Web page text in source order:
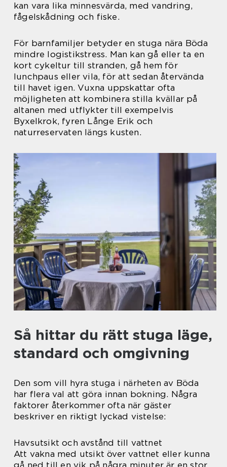
kan vara lika minnesvärda, med vandring,
fågelskådning och fiske.
För barnfamiljer betyder en stuga nära Böda
mindre logistikstress. Man kan gå eller ta en
kort cykeltur till stranden, gå hem för
lunchpaus eller vila, för att sedan återvända
till havet igen. Vuxna uppskattar ofta
möjligheten att kombinera stilla kvällar på
altanen med utflykter till exempelvis
Byxelkrok, fyren Långe Erik och
naturreservaten längs kusten.
Så hittar du rätt stuga läge,
standard och omgivning
Den som vill hyra stuga i närheten av Böda
har flera val att göra innan bokning. Några
faktorer återkommer ofta när gäster
beskriver en riktigt lyckad vistelse:
Havsutsikt och avstånd till vattnet
Att vakna med utsikt över vattnet eller kunna
gå ned till en vik på några minuter är en stor